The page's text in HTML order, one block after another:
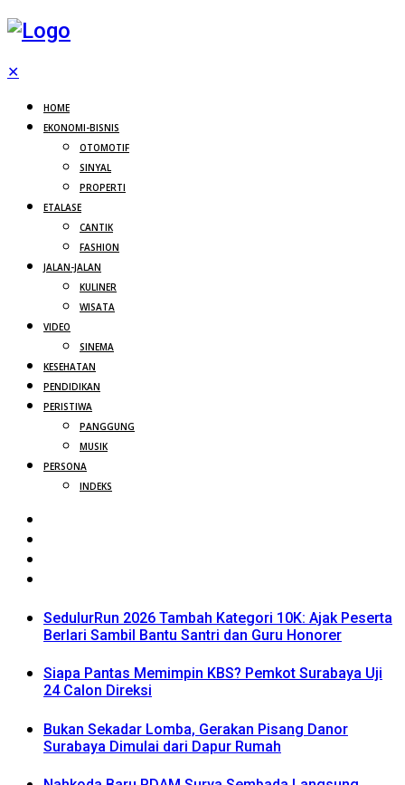
✕
HOME
EKONOMI-BISNIS
OTOMOTIF
SINYAL
PROPERTI
ETALASE
CANTIK
FASHION
JALAN-JALAN
KULINER
WISATA
VIDEO
SINEMA
KESEHATAN
PENDIDIKAN
PERISTIWA
PANGGUNG
MUSIK
PERSONA
INDEKS
SedulurRun 2026 Tambah Kategori 10K: Ajak Peserta
Berlari Sambil Bantu Santri dan Guru Honorer
Siapa Pantas Memimpin KBS? Pemkot Surabaya Uji
24 Calon Direksi
Bukan Sekadar Lomba, Gerakan Pisang Danor
Surabaya Dimulai dari Dapur Rumah